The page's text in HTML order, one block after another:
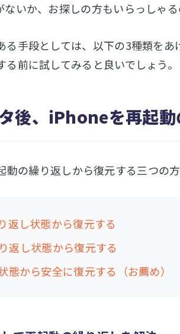
いか、お探しの方もいらっしゃる
手段としては、以下の3種類を
前に試してみると良いでしょう。
後、iPhoneを再起動
の繰り返しから復元する三つの
返し状態から復元する
返し状態から復元する
から安全に復元する（お薦め）